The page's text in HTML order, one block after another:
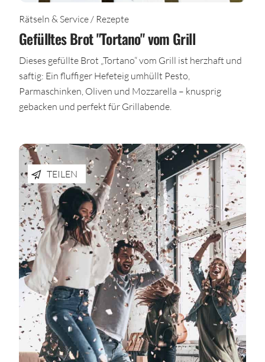
Rätseln & Service / Rezepte
Gefülltes Brot "Tortano" vom Grill
Dieses gefüllte Brot „Tortano“ vom Grill ist herzhaft und
saftig: Ein fluffiger Hefeteig umhüllt Pesto,
Parmaschinken, Oliven und Mozzarella – knusprig
gebacken und perfekt für Grillabende.
TEILEN